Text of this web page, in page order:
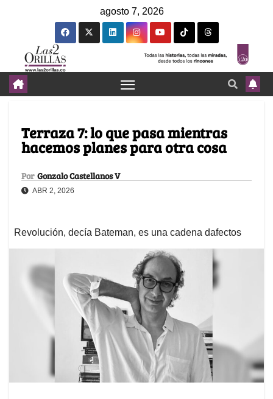
agosto 7, 2026
Terraza 7: lo que pasa mientras
hacemos planes para otra cosa
Por Gonzalo Castellanos V
ABR 2, 2026
Revolución, decía Bateman, es una cadena dafectos